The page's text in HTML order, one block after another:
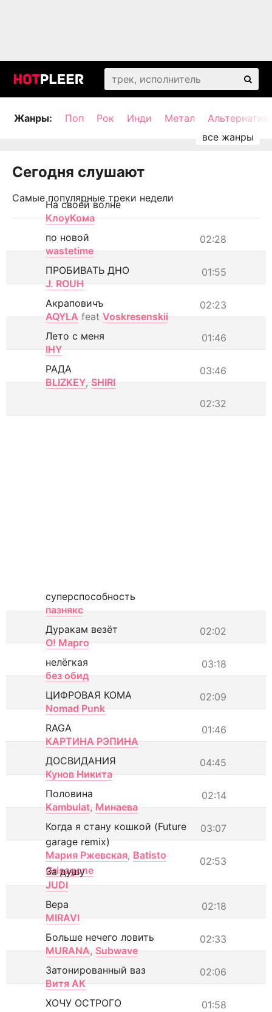
Жанры: Поп Рок Инди Метал
Сегодня слушают
Самые популярные треки недели
На своей волне
КлоуКома
02:28
по новой
wastetime
01:55
ПРОБИВАТЬ ДНО
J. ROUH
02:23
Акраповичъ
AQYLA feat Voskresenskii
01:46
Лето с меня
IHY
03:46
РАДА
BLIZKEY, SHIRI
02:32
суперспособность
пазнякс
02:02
Дуракам везёт
О! Марго
03:18
нелёгкая
без обид
02:09
ЦИФРОВАЯ КОМА
Nomad Punk
01:46
RAGA
КАРТИНА РЭПИНА
04:45
ДОСВИДАНИЯ
Кунов Никита
02:14
Половина
Kambulat, Минаева
03:07
Когда я стану кошкой (Future
garage remix)
Мария Ржевская, Batisto
Grisagone
02:53
За душу
JUDI
02:18
Вера
MIRAVI
02:33
Больше нечего ловить
MURANA, Subwave
02:06
Затонированный ваз
Витя АК
01:58
ХОЧУ ОСТРОГО